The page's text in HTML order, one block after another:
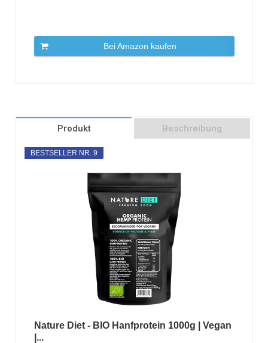
Bei Amazon kaufen
Produkt Beschreibung
BESTSELLER NR. 9
Nature Diet - BIO Hanfprotein 1000g | Vegan
|...